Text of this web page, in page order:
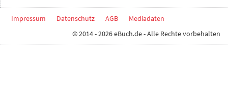
Impressum Datenschutz AGB
Mediadaten
© 2014 - 2026 eBuch.de - Alle Rechte vorbehalten